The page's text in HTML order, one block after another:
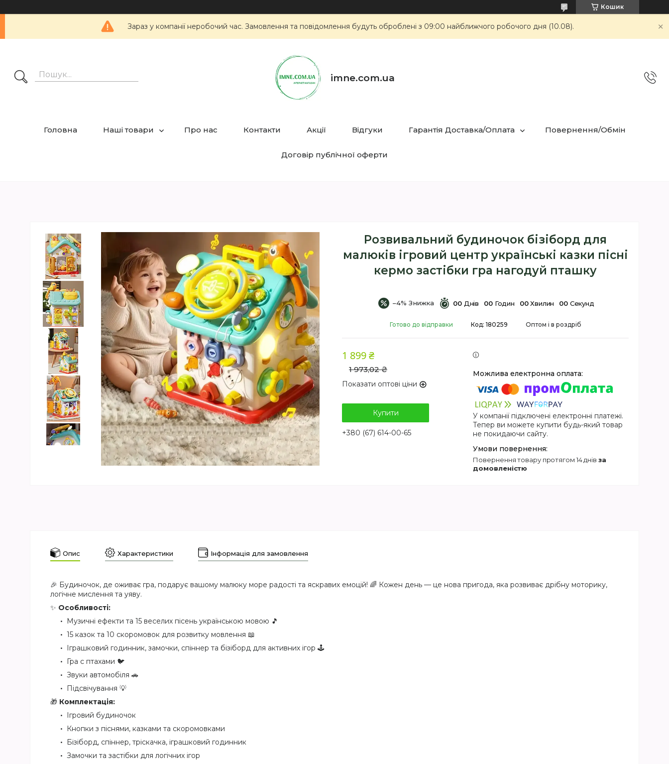
Кошик
Зараз у компанії неробочий час. Замовлення та повідомлення будуть оброблені з 09:00 найближчого робочого дня (10.08).
imne.com.ua
Головна Наші товари Про нас Контакти Акції Відгуки Гарантія Доставка/Оплата Повернення/Обмін
Договір публічної оферти
Розвивальний будиночок бізіборд для
малюків ігровий центр українські казки пісні
кермо застібки гра нагодуй пташку
–4% 00 Днів 00 Годин 00 Хвилин 00 Секунд
Готово до відправки Оптом і в роздріб
Код: 180259
1 973,02 ₴
1 899 ₴
Показати оптові ціни
Купити
+380 (67) 614-00-65
У компанії підключені електронні платежі.
Тепер ви можете купити будь-який товар
не покидаючи сайту.
повернення товару протягом 14 днів за
домовленістю
Опис Характеристики Інформація для замовлення
🎉 Будиночок, де оживає гра, подарує вашому малюку море радості та яскравих емоцій! 🌈 Кожен день — це нова пригода, яка розвиває дрібну моторику,
логічне мислення та уяву.
✨ Особливості:
Музичні ефекти та 15 веселих пісень українською мовою 🎵
15 казок та 10 скоромовок для розвитку мовлення 📖
Іграшковий годинник, замочки, спіннер та бізіборд для активних ігор 🕹️
Гра с птахами 🐦
Звуки автомобіля 🚗
Підсвічування 💡
🎁 Комплектація:
Ігровий будиночок
Кнопки з піснями, казками та скоромовками
Бізіборд, спіннер, тріскачка, іграшковий годинник
Замочки та застібки для логічних ігор